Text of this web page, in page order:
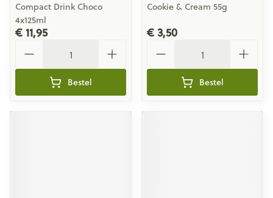
Compact Drink Choco
4x125ml
€ 11,95
Bestel
Cookie & Cream 55g
€ 3,50
Bestel